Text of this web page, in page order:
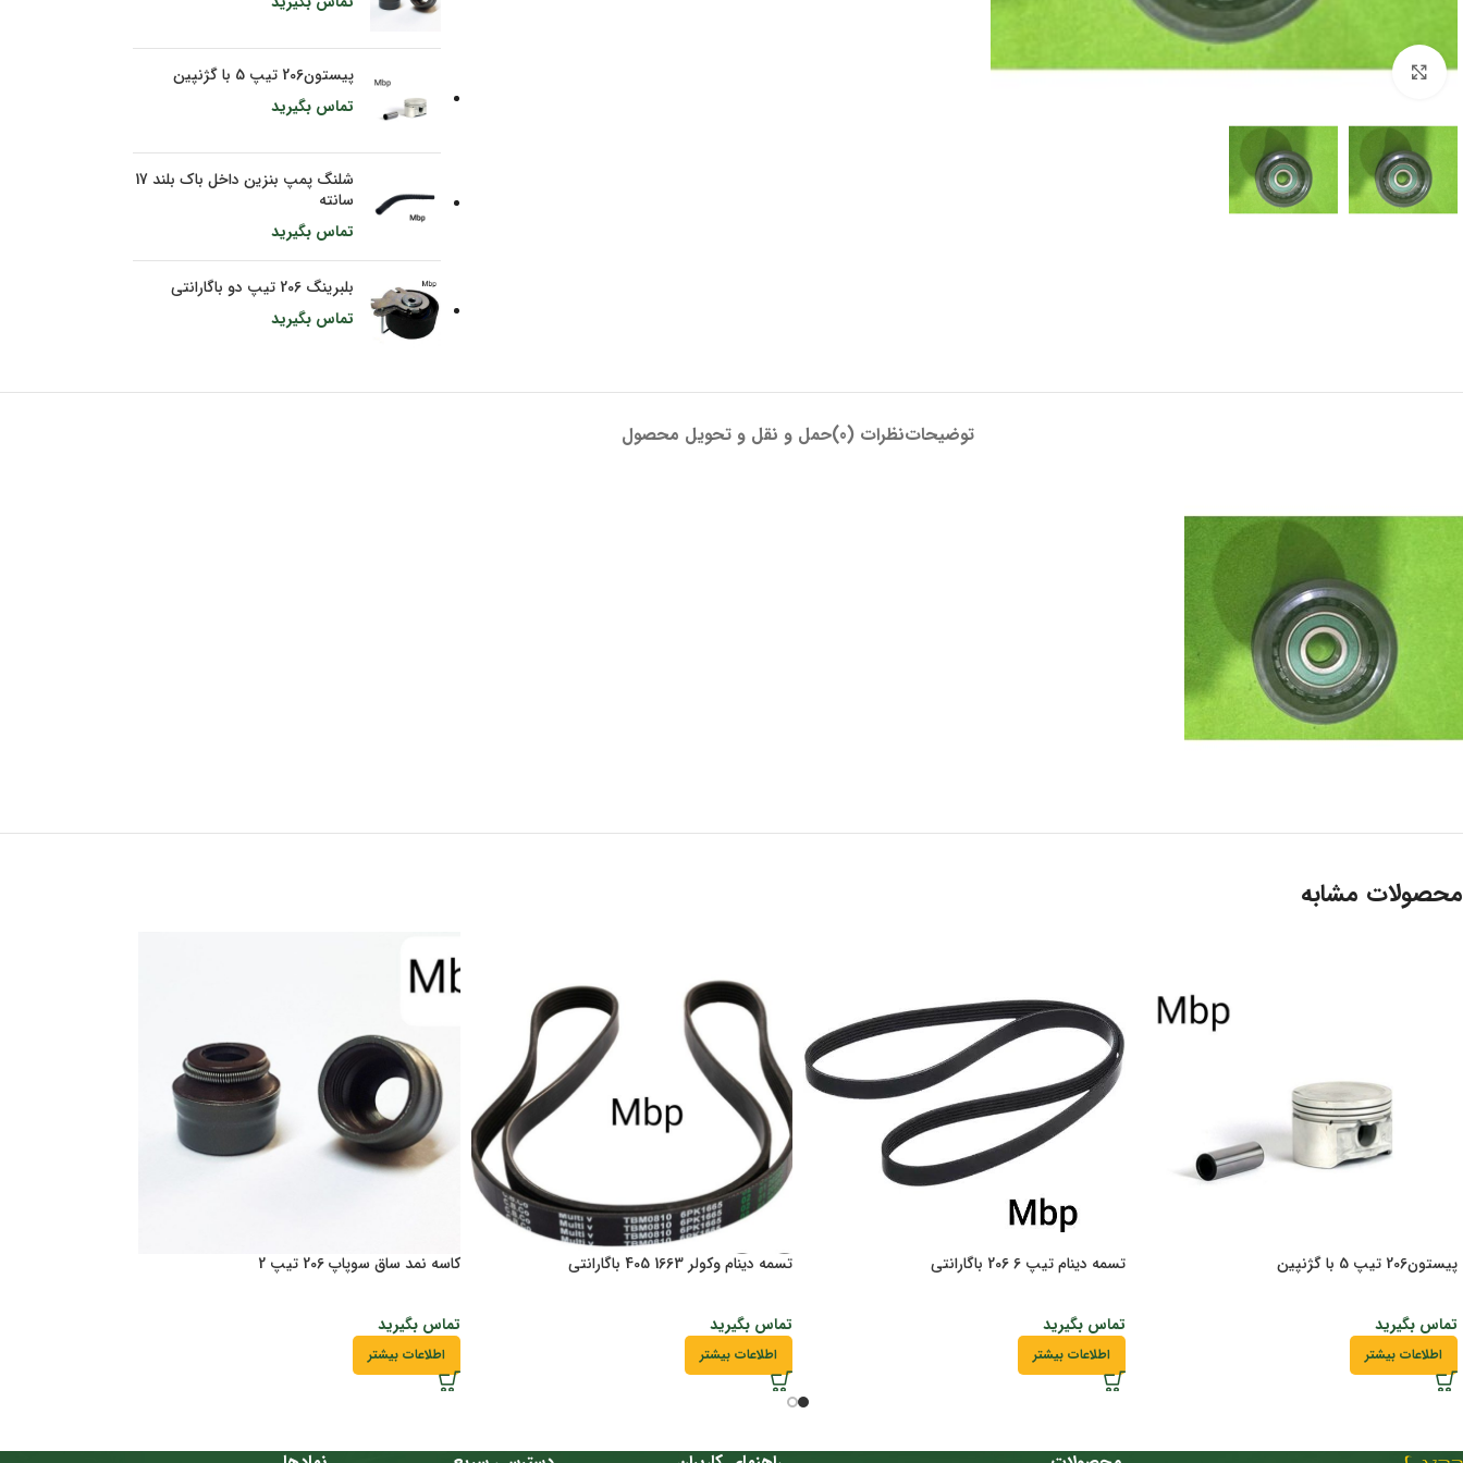
برای بزرگنمایی کلیک کنید
پیستون206 تیپ 5 با گژنپین
تماس بگیرید
شلنگ پمپ بنزین داخل باک بلند 17
سانته
تماس بگیرید
بلبرینگ 206 تیپ دو باگارانتی
تماس بگیرید
توضیحاتنظرات (0) حمل و نقل و تحویل محصول
محصولات مشابه
پیستون206 تیپ 5 با گژنپین
تماس بگیرید
اطلاعات بیشتر
تسمه دینام تیپ 6 206 باگارانتی
تماس بگیرید
اطلاعات بیشتر
تسمه دینام وکولر 1663 405 باگارانتی
تماس بگیرید
اطلاعات بیشتر
کاسه نمد ساق سوپاپ 206 تیپ 2
تماس بگیرید
اطلاعات بیشتر